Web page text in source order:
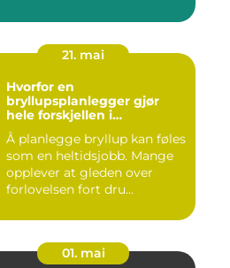
21. mai
Hvorfor en
bryllupsplanlegger gjør
hele forskjellen i
bryllupsplanleggingen
Å planlegge bryllup kan føles
som en heltidsjobb. Mange
opplever at gleden over
forlovelsen fort dru...
01. mai